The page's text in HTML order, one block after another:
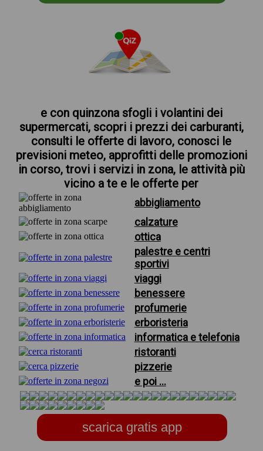
e con quinzona sfogli i volantini dei
supermercati, scopri i prezzi dei carburanti,
consulti le offerte di lavoro, conosci le
previsioni meteo, approfitti delle promozioni
in corso, trovi i servizi in zona, le attività più
vicino a te e le offerte per
abbigliamento
calzature
ottica
palestre e centri
sportivi
viaggi
benessere
profumerie
erboristeria
informatica e telefonia
ristoranti
pizzerie
e poi ...
scarica gratis app